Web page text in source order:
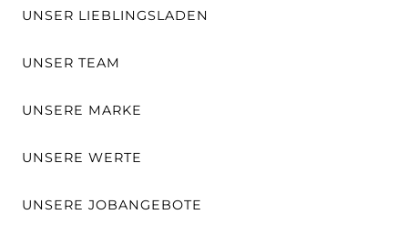
UNSER LIEBLINGSLADEN
UNSER TEAM
UNSERE MARKE
UNSERE WERTE
UNSERE JOBANGEBOTE